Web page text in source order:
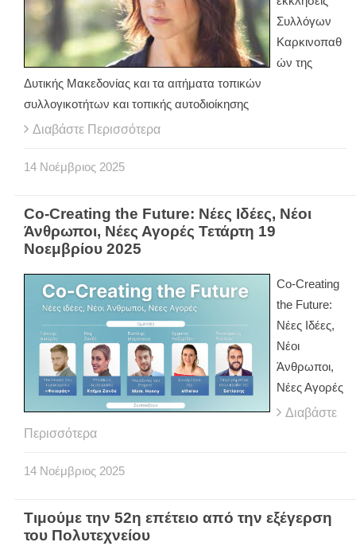
Συλλόγων
Καρκινοπαθ
ών της
Δυτικής Μακεδονίας και τα αιτήματα τοπικών
συλλογικοτήτων και τοπικής αυτοδιοίκησης
Διαβάστε Περισσότερα
14 Νοέμβριος 2025
Co-Creating the Future: Νέες Ιδέες, Νέοι
Άνθρωποι, Νέες Αγορές Τετάρτη 19
Νοεμβρίου 2025
Co-Creating
the Future:
Νέες Ιδέες,
Νέοι
Άνθρωποι,
Νέες Αγορές
Διαβάστε
Περισσότερα
14 Νοέμβριος 2025
Τιμούμε την 52η επέτειο από την εξέγερση
του Πολυτεχνείου